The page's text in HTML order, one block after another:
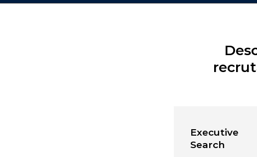
Executive
Search